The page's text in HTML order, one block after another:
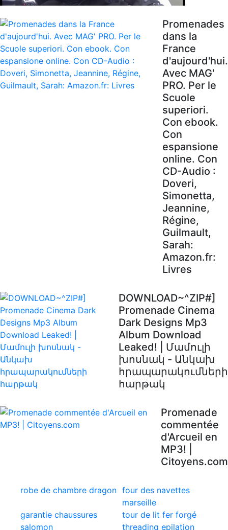
Promenades
dans la
France
d'aujourd'hui.
Avec MAG'
PRO. Per le
Scuole
superiori.
Con ebook.
Con
espansione
online. Con
CD-Audio :
Doveri,
Simonetta,
Jeannine,
Régine,
Guilmault,
Sarah:
Amazon.fr:
Livres
DOWNLOAD~^ZIP#]
Promenade Cinema
Dark Designs Mp3
Album Download
Leaked! | Մամուլի
խոսնակ - Անկախ
հրապարակումների
հարթակ
Promenade
commentée
d'Arcueil en
MP3! |
Citoyens.com
robe de chambre dragon four des navettes
marseille
garantie chaussures
salomon
tour de lit fer forgé
threading epilation